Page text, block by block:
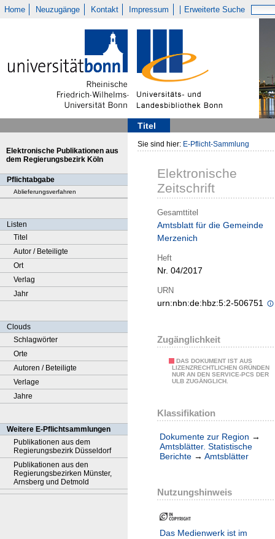
Home Neuzugänge Kontakt Impressum Erweiterte Suche
Titel
Elektronische Publikationen aus
dem Regierungsbezirk Köln
Pflichtabgabe
Ablieferungsverfahren
Listen
Titel
Autor / Beteiligte
Ort
Verlag
Jahr
Clouds
Schlagwörter
Orte
Autoren / Beteiligte
Verlage
Jahre
Weitere E-Pflichtsammlungen
Publikationen aus dem
Regierungsbezirk Düsseldorf
Publikationen aus den
Regierungsbezirken Münster,
Arnsberg und Detmold
Sie sind hier: E-Pflicht-Sammlung
Elektronische
Zeitschrift
Gesamttitel
Amtsblatt für die Gemeinde
Merzenich
Heft
Nr. 04/2017
URN
urn:nbn:de:hbz:5:2-506751
Zugänglichkeit
DAS DOKUMENT IST AUS
LIZENZRECHTLICHEN GRÜNDEN
NUR AN DEN SERVICE-PCS DER
ULB ZUGÄNGLICH.
Klassifikation
Dokumente zur Region →
Amtsblätter. Statistische
Berichte → Amtsblätter
Nutzungshinweis
Das Medienwerk ist im